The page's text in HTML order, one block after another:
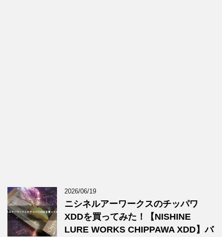
2026/06/19
ニシネルアーワークスのチッパワ
XDDを買ってみた！【NISHINE
LURE WORKS CHIPPAWA XDD】バ